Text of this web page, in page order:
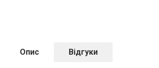
Опис Відгуки